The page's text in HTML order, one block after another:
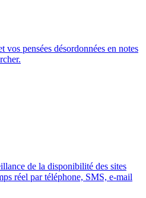
vos pensées désordonnées en notes
de la disponibilité des sites
réel par téléphone, SMS, e-mail